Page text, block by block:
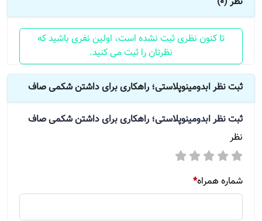
تا کنون نظری ثبت نشده است، اولین نفری باشید که
نظرتان را ثبت می کنید.
ثبت نظر ابدومینوپلاستی؛ راهکاری برای داشتن شکمی صاف
ثبت نظرابدومینوپلاستی؛ راهکاری برای داشتن شکمی صاف
نظر
شماره همراه*